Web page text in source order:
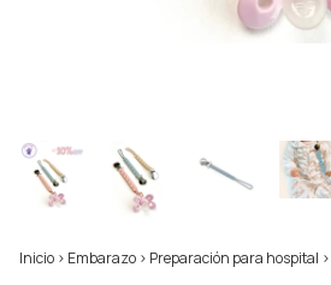
Inicio > Embarazo > Preparación para hospital >